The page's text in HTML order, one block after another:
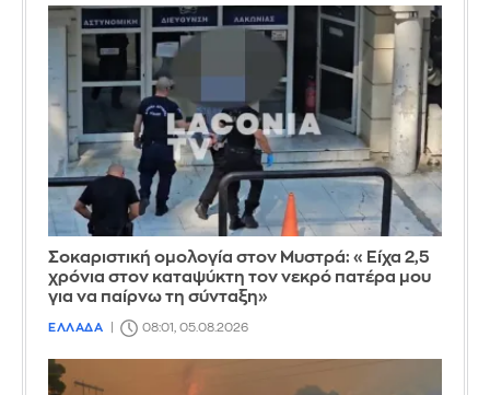
Σοκαριστική ομολογία στον Μυστρά: «Είχα 2,5
χρόνια στον καταψύκτη τον νεκρό πατέρα μου
για να παίρνω τη σύνταξη»
ΕΛΛΑΔΑ 08:01, 05.08.2026